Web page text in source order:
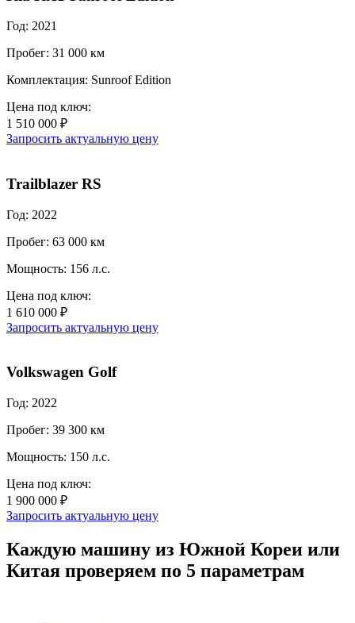
Год: 2021
Пробег: 31 000 км
Комплектация: Sunroof Edition
Цена под ключ:
1 510 000 ₽
Запросить актуальную цену
Trailblazer RS
Год: 2022
Пробег: 63 000 км
Мощность: 156 л.с.
Цена под ключ:
1 610 000 ₽
Запросить актуальную цену
Volkswagen Golf
Год: 2022
Пробег: 39 300 км
Мощность: 150 л.с.
Цена под ключ:
1 900 000 ₽
Запросить актуальную цену
Каждую машину из Южной Кореи или
Китая проверяем по 5 параметрам